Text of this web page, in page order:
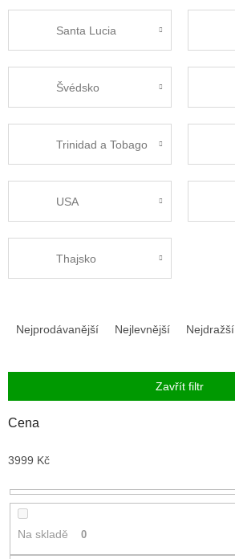
Santa Lucia
Švédsko
Trinidad a Tobago
USA
Thajsko
í
p
d
u
k
Nejprodávanější Nejlevnější Nejdražší
Zavřít filtr
Cena
3999 Kč
Na skladě 0